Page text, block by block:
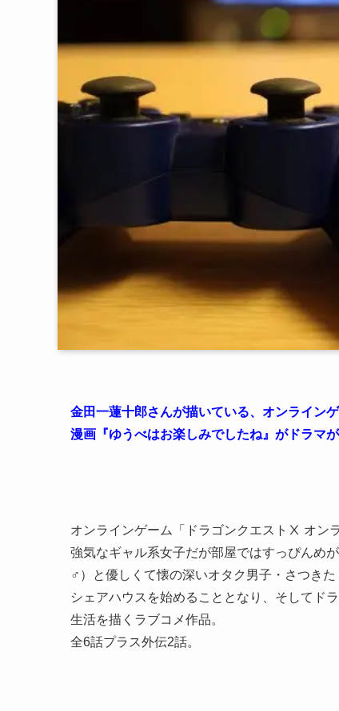
金田一蓮十郎さんが描いている、オンライン
漫画『ゆうべはお楽しみでしたね』がドラマが
オンラインゲーム「ドラゴンクエストⅩ オン
強気なギャル系女子だが部屋ではすっぴんめ
♂）と優しくて懐の深いオタク男子・さつき
シェアハウスを始めることとなり、そしてド
生活を描くラブコメ作品。
全6話プラス外伝2話。